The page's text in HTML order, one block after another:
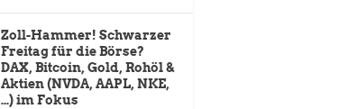
Zoll-Hammer! Schwarzer
Freitag für die Börse?
DAX, Bitcoin, Gold, Rohöl &
Aktien (NVDA, AAPL, NKE,
…) im Fokus